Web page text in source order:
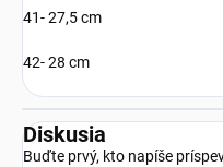
41- 27,5 cm
42- 28 cm
Diskusia
Buďte prvý, kto napíše